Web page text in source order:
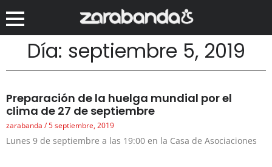
Día: septiembre 5, 2019
Preparación de la huelga mundial por el
clima de 27 de septiembre
zarabanda 5 septiembre, 2019
Lunes 9 de septiembre a las 19:00 en la Casa de Asociaciones